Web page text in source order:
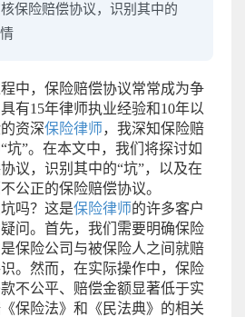
保险赔偿协议，识别其中的
中，保险赔偿协议常常成为争
有15年律师执业经验和10年以
资深保险律师，我深知保险赔
坑”。在本文中，我们将探讨如
议，识别其中的“坑”，以及在
公正的保险赔偿协议。
吗？这是保险律师的许多客户
问。首先，我们需要明确保险
保险公司与被保险人之间就赔
。然而，在实际操作中，保险
不公平、赔偿金额显著低于实
保险法》和《民法典》的相关